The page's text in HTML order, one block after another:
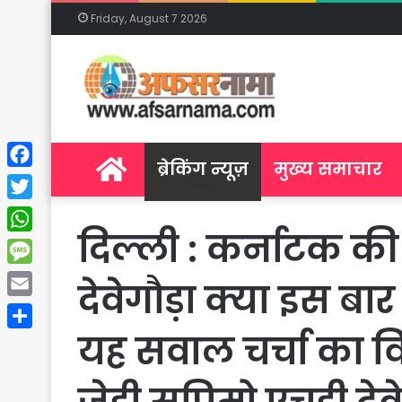
Friday, August 7 2026
Homeब्रेकिंग न्यूज़ मुख्य समाचार
दिल्ली : कर्नाटक
देवेगौड़ा क्या इस
यह सवाल चर्चा का
Facebook
Twitter
WhatsApp
Message
Email